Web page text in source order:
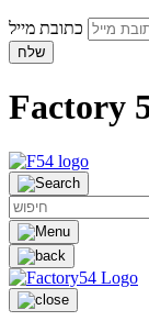
שלח
Factory